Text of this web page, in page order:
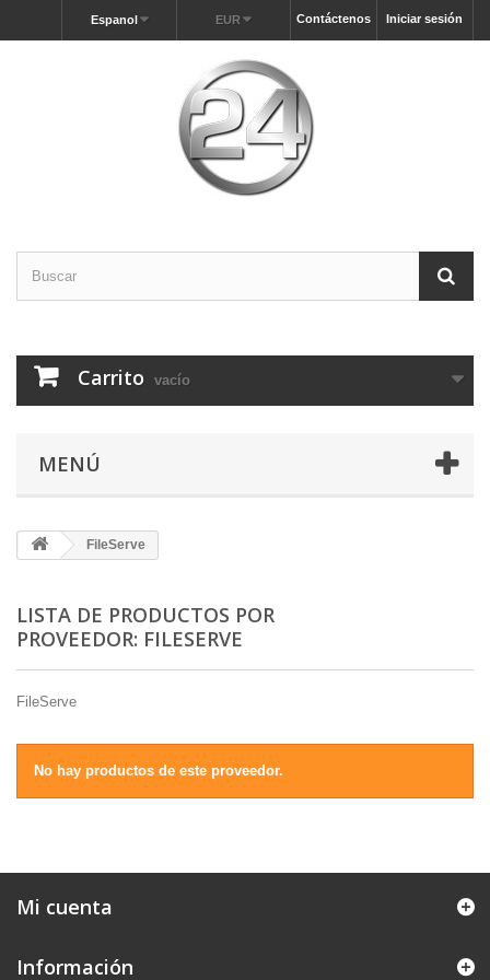
Iniciar sesión
Contáctenos
EUR
Espanol
Carrito vacío
MENÚ
FileServe
LISTA DE PRODUCTOS POR
PROVEEDOR: FILESERVE
FileServe
No hay productos de este proveedor.
Mi cuenta
Información